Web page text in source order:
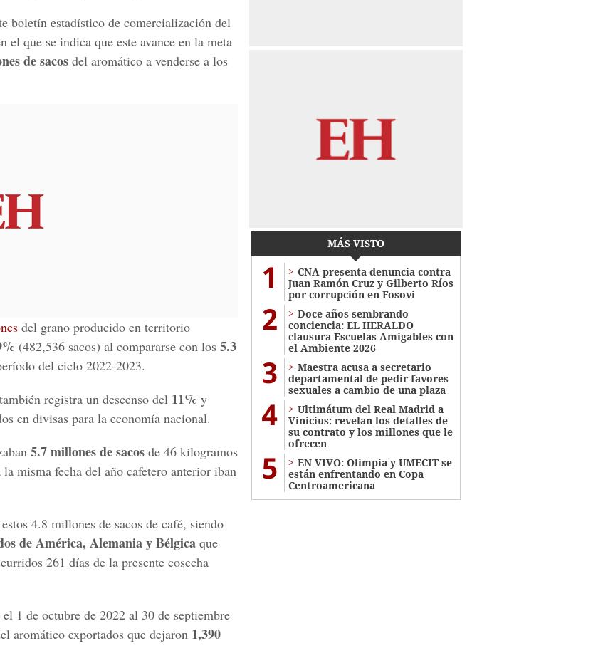
boletín estadístico de comercialización del
el que se indica que este avance en la meta
de sacos del aromático a venderse a los
del grano producido en territorio
(482,536 sacos) al compararse con los 5.3
del ciclo 2022-2023.
registra un descenso del 11% y
en divisas para la economía nacional.
5.7 millones de sacos de 46 kilogramos
la misma fecha del año cafetero anterior iban
4.8 millones de sacos de café, siendo
de América, Alemania y Bélgica que
261 días de la presente cosecha
1 de octubre de 2022 al 30 de septiembre
aromático exportados que dejaron 1,390
MÁS VISTO
1
CNA presenta denuncia contra
Juan Ramón Cruz y Gilberto Ríos
por corrupción en Fosovi
2
Doce años sembrando
conciencia: EL HERALDO
clausura Escuelas Amigables con
el Ambiente 2026
3
Maestra acusa a secretario
departamental de pedir favores
sexuales a cambio de una plaza
4
Ultimátum del Real Madrid a
Vinicius: revelan los detalles de
su contrato y los millones que le
ofrecen
5
EN VIVO: Olimpia y UMECIT se
están enfrentando en Copa
Centroamericana